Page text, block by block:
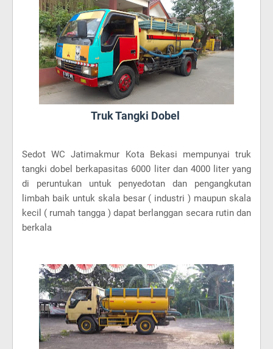
Truk Tangki Dobel
Sedot WC Jatimakmur Kota Bekasi mempunyai truk
tangki dobel berkapasitas 6000 liter dan 4000 liter yang
di peruntukan untuk penyedotan dan pengangkutan
limbah baik untuk skala besar ( industri ) maupun skala
kecil ( rumah tangga ) dapat berlanggan secara rutin dan
berkala